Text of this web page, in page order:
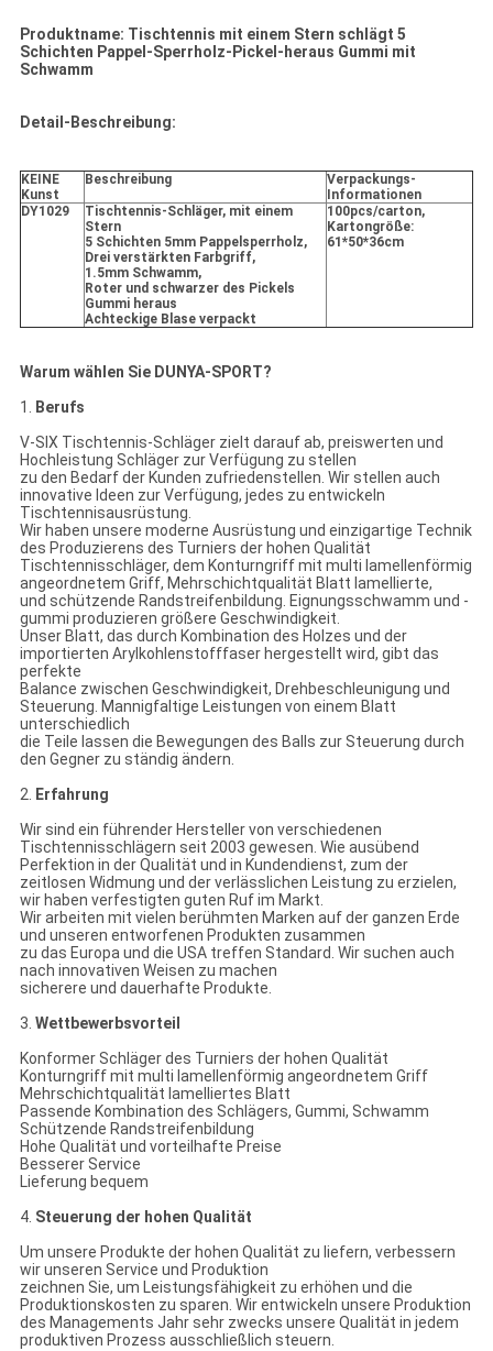
Produktname: Tischtennis mit einem Stern schlägt 5
Schichten Pappel-Sperrholz-Pickel-heraus Gummi mit
Schwamm
Detail-Beschreibung:
KEINE
Kunst
Beschreibung
Verpackungs-
Informationen
DY1029
Tischtennis-Schläger, mit einem
Stern
5 Schichten 5mm Pappelsperrholz,
Drei verstärkten Farbgriff,
1.5mm Schwamm,
Roter und schwarzer des Pickels
Gummi heraus
Achteckige Blase verpackt
100pcs/carton,
Kartongröße:
61*50*36cm
Warum wählen Sie DUNYA-SPORT?
1. Berufs
V-SIX Tischtennis-Schläger zielt darauf ab, preiswerten und
Hochleistung Schläger zur Verfügung zu stellen
zu den Bedarf der Kunden zufriedenstellen. Wir stellen auch
innovative Ideen zur Verfügung, jedes zu entwickeln
Tischtennisausrüstung.
Wir haben unsere moderne Ausrüstung und einzigartige Technik
des Produzierens des Turniers der hohen Qualität
Tischtennisschläger, dem Konturngriff mit multi lamellenförmig
angeordnetem Griff, Mehrschichtqualität Blatt lamellierte,
und schützende Randstreifenbildung. Eignungsschwamm und -
gummi produzieren größere Geschwindigkeit.
Unser Blatt, das durch Kombination des Holzes und der
importierten Arylkohlenstofffaser hergestellt wird, gibt das
perfekte
Balance zwischen Geschwindigkeit, Drehbeschleunigung und
Steuerung. Mannigfaltige Leistungen von einem Blatt
unterschiedlich
die Teile lassen die Bewegungen des Balls zur Steuerung durch
den Gegner zu ständig ändern.
2. Erfahrung
Wir sind ein führender Hersteller von verschiedenen
Tischtennisschlägern seit 2003 gewesen. Wie ausübend
Perfektion in der Qualität und in Kundendienst, zum der
zeitlosen Widmung und der verlässlichen Leistung zu erzielen,
wir haben verfestigten guten Ruf im Markt.
Wir arbeiten mit vielen berühmten Marken auf der ganzen Erde
und unseren entworfenen Produkten zusammen
zu das Europa und die USA treffen Standard. Wir suchen auch
nach innovativen Weisen zu machen
sicherere und dauerhafte Produkte.
3. Wettbewerbsvorteil
Konformer Schläger des Turniers der hohen Qualität
Konturngriff mit multi lamellenförmig angeordnetem Griff
Mehrschichtqualität lamelliertes Blatt
Passende Kombination des Schlägers, Gummi, Schwamm
Schützende Randstreifenbildung
Hohe Qualität und vorteilhafte Preise
Besserer Service
Lieferung bequem
4. Steuerung der hohen Qualität
Um unsere Produkte der hohen Qualität zu liefern, verbessern
wir unseren Service und Produktion
zeichnen Sie, um Leistungsfähigkeit zu erhöhen und die
Produktionskosten zu sparen. Wir entwickeln unsere Produktion
des Managements Jahr sehr zwecks unsere Qualität in jedem
produktiven Prozess ausschließlich steuern.